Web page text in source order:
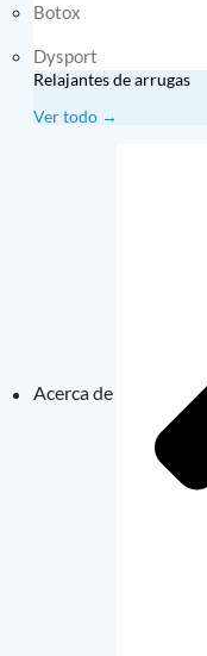
Botox
Dysport
Relajantes de arrugas
Ver todo →
Acerca de